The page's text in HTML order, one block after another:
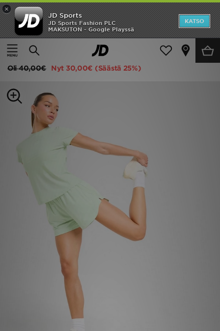
×
JD Sports
JD Sports Fashion PLC
MAKSUTON - Google Playssä
KATSO
Etusivu
Naiset Naisten vaatteet Tekniset urheiluvaatteet
Trailberg Tide Woven Shorts
Oli40,00€ Nyt 30,00€ (Säästä 25%)
Etusivu
Ale
Miehet
Tuotemerkit
Lataa JD-sovellus